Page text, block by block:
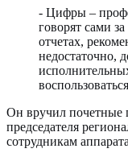
- Цифры –
говорят сами
отчетах,
недостаточно,
Он вручил почетные
председателя
сотрудникам